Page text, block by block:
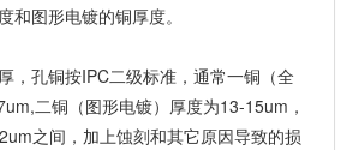
和图形电镀的铜厚度。
，孔铜按IPC二级标准，通常一铜（全
二铜（图形电镀）厚度为13-15um，
之间，加上蚀刻和其它原因导致的损